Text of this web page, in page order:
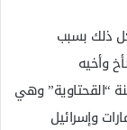
ذلك بسبب
وأخيه
“القحتاوية” وهي
وإسرائيل